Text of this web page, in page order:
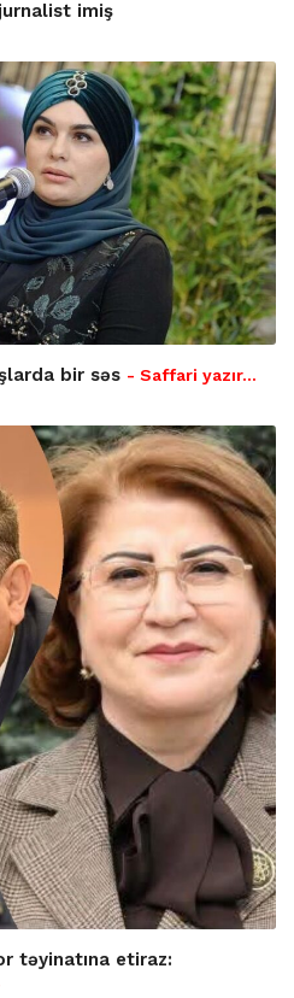
imiş
bir səs - Saffari yazır…
təyinatına etiraz: